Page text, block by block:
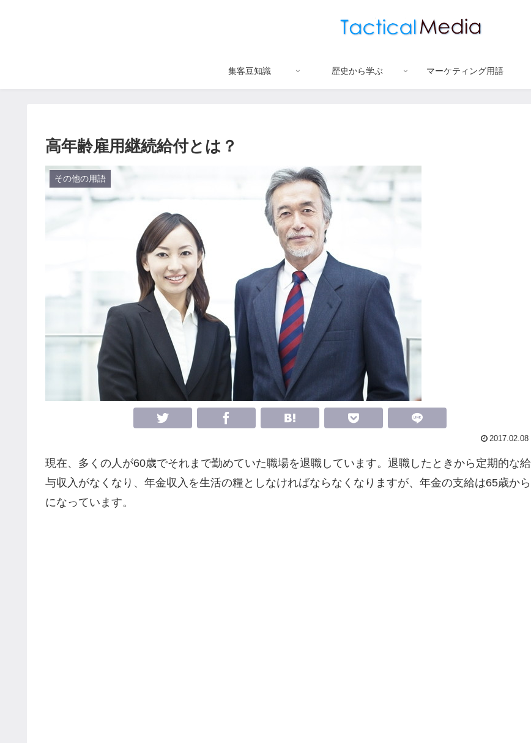
集客豆知識 歴史から学ぶ マーケティング用語
高年齢雇用継続給付とは？
その他の用語
2017.02.08
現在、多くの人が60歳でそれまで勤めていた職場を退職しています。退職したときから定期的な給
与収入がなくなり、年金収入を生活の糧としなければならなくなりますが、年金の支給は65歳から
になっています。